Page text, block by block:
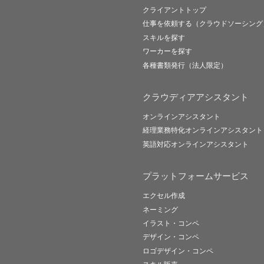
クライアントトップ
仕事を依頼する（クラウドソーシング
スキルを探す
ワーカーを探す
各種書類発行（法人限定）
クラウディアアシスタント
オンラインアシスタント
経理業務特化オンラインアシスタント
英語対応オンラインアシスタント
プラットフォームサービス
エクセル作成
ネーミング
イラスト・コンペ
デザイン・コンペ
ロゴデザイン・コンペ